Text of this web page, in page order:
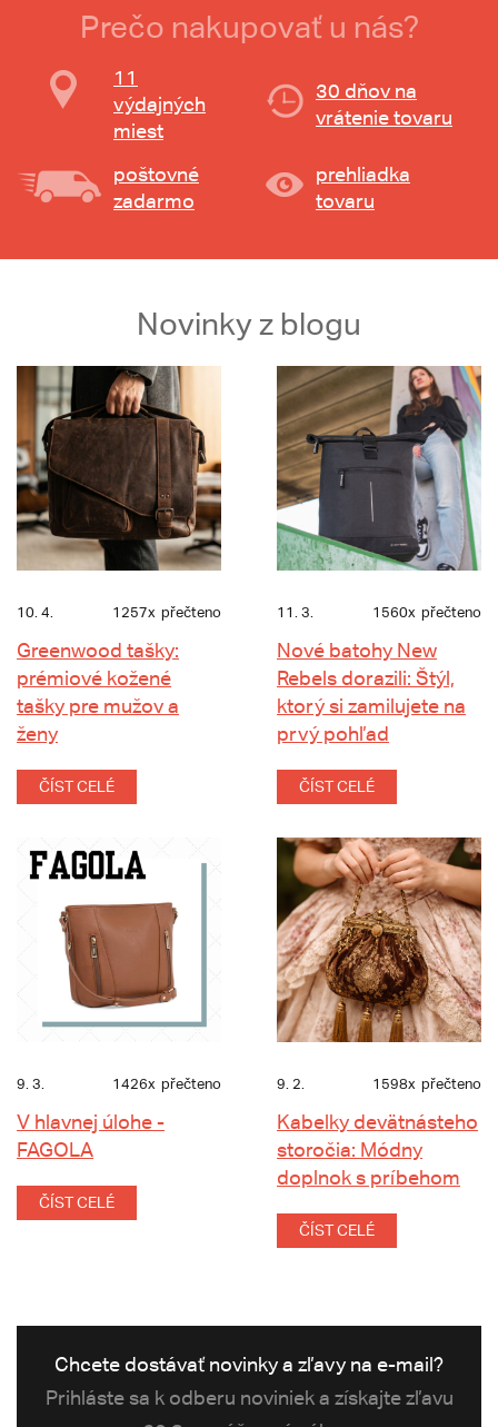
Prečo nakupovať u nás?
11
výdajných
miest
30 dňov na
vrátenie tovaru
poštovné
zadarmo
prehliadka
tovaru
Novinky z blogu
10. 4. 1257x přečteno
Greenwood tašky:
prémiové kožené
tašky pre mužov a
ženy
ČÍST CELÉ
11. 3. 1560x přečteno
Nové batohy New
Rebels dorazili: Štýl,
ktorý si zamilujete na
prvý pohľad
ČÍST CELÉ
9. 3. 1426x přečteno
V hlavnej úlohe -
FAGOLA
ČÍST CELÉ
9. 2. 1598x přečteno
Kabelky devätnásteho
storočia: Módny
doplnok s príbehom
ČÍST CELÉ
Chcete dostávať novinky a zľavy na e-mail?
Prihláste sa k odberu noviniek a získajte zľavu